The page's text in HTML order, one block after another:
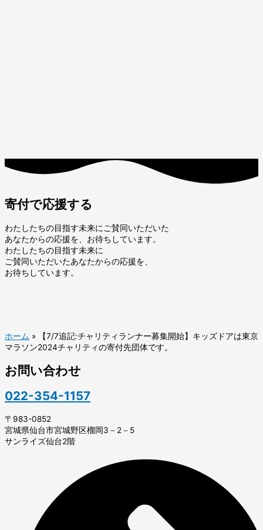
寄付で応援する
わたしたちの目指す未来にご賛同いただいた
あなたからの応援を、お待ちしています。
わたしたちの目指す未来に
ご賛同いただいたあなたからの応援を、
お待ちしています。
ホーム »
【7/7追記:チャリティランナー募集開始】キッズドアは東京
マラソン2024チャリティの寄付先団体です。
お問い合わせ
022-354-1157
〒983-0852
宮城県仙台市宮城野区榴岡3－2－5
サンライズ仙台2階​